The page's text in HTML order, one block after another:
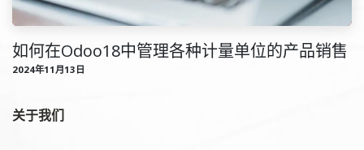
如何在Odoo18中管理各种计量单位的产品销售
2024年11月13日
关于我们